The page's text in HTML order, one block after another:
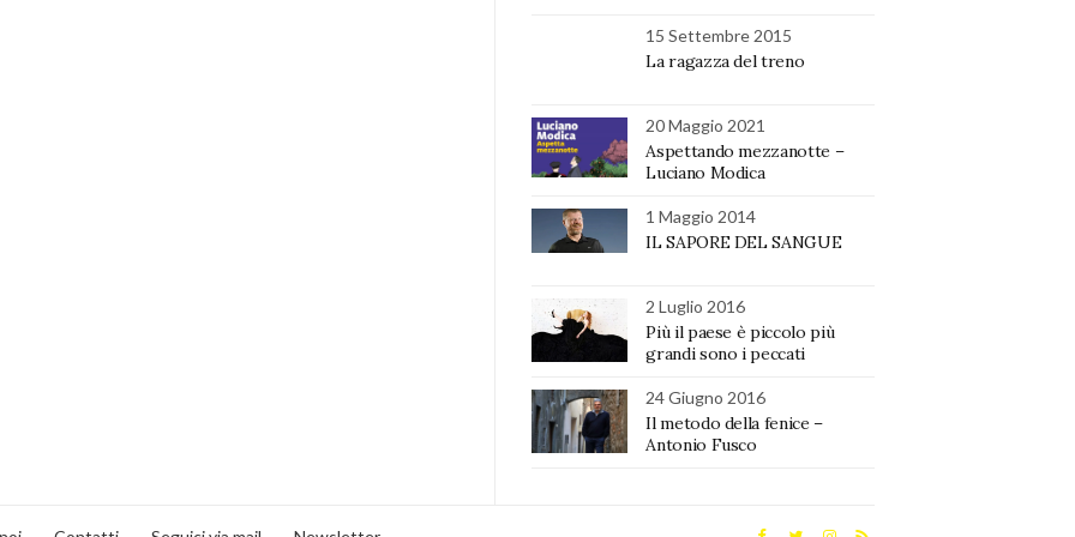
15 Settembre 2015
La ragazza del treno
20 Maggio 2021
Aspettando mezzanotte –
Luciano Modica
1 Maggio 2014
IL SAPORE DEL SANGUE
2 Luglio 2016
Più il paese è piccolo più
grandi sono i peccati
24 Giugno 2016
Il metodo della fenice –
Antonio Fusco